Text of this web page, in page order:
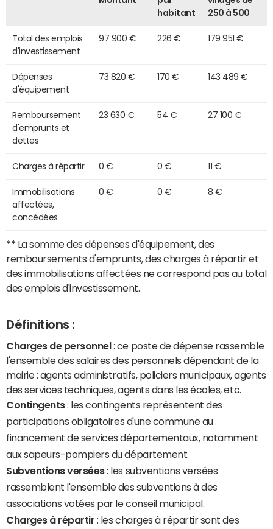
habitant
250 à 500
Total des emplois
d'investissement
97 900 € 226 € 179 951 €
Dépenses
d'équipement
73 820 € 170 € 143 489 €
Remboursement
d'emprunts et
dettes
23 630 € 54 € 27 100 €
Charges à répartir 0 € 0 € 11 €
Immobilisations
affectées,
concédées
0 € 0 € 8 €
** La somme des dépenses d'équipement, des
remboursements d'emprunts, des charges à répartir et
des immobilisations affectées ne correspond pas au total
des emplois d'investissement.
Définitions :
Charges de personnel : ce poste de dépense rassemble
l'ensemble des salaires des personnels dépendant de la
mairie : agents administratifs, policiers municipaux, agents
des services techniques, agents dans les écoles, etc.
Contingents: les contingents représentent des
participations obligatoires d'une commune au
financement de services départementaux, notamment
aux sapeurs-pompiers du département.
Subventions versées: les subventions versées
rassemblent l'ensemble des subventions à des
associations votées par le conseil municipal.
Charges à répartir : les charges à répartir sont des